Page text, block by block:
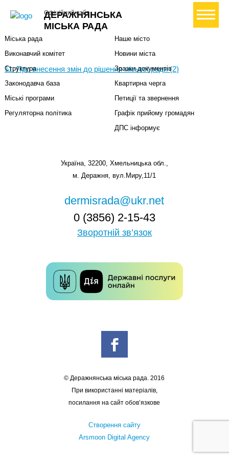
ДЕРАЖНЯНСЬКА
МІСЬКА РАДА
Офіційний сайт+ Створити петицію
11. Про внесення змін до рішення міської ради (2)
Міський голова
Міська рада
Виконавчий комітет
Структура
Законодавча база
Міські програми
Регуляторна політика
Наше місто
Новини міста
Зразки документів
Квартирна черга
Петиції та звернення
Графік прийому громадян
ДПС інформує
Україна, 32200, Хмельницька обл.,
м. Деражня, вул.Миру,11/1
dermisrada@ukr.net
0 (3856) 2-15-43
Зворотній зв’язок
© Деражнянська міська рада. 2016
При використанні матеріалів,
посилання на сайт обов’язкове
Створення сайту
Arsmoon Digital Agency